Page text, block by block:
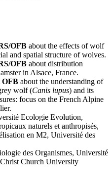
OFB about the effects of wolf
and spatial structure of wolves.
OFB about distribution
in Alsace, France.
OFB about the understanding of
wolf (Canis lupus) and its
focus on the French Alpine
Ecologie Evolution,
naturels et anthropisés,
en M2, Université des
des Organismes, Université
Church University